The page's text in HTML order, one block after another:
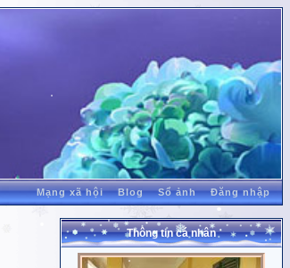
Mạng xã hội Blog Sổ ảnh Đăng nhập
Thông tin cá nhân